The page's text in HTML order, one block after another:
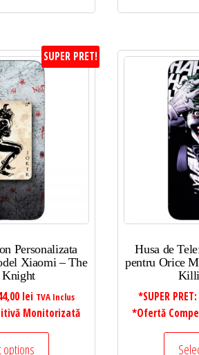
SUPER PRET!
Personalizata
Xiaomi – The
lei TVA Inclus
Monitorizată
options
Husa de
pentru Orice
*SUPER PRET:
*Ofertă